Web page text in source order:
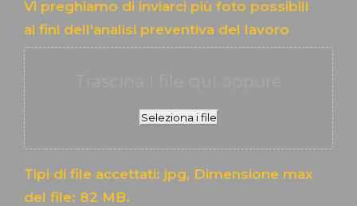
Vi preghiamo di inviarci più foto possibili
ai fini dell'analisi preventiva del lavoro
Seleziona i file
Tipi di file accettati: jpg, Dimensione max
del file: 82 MB.